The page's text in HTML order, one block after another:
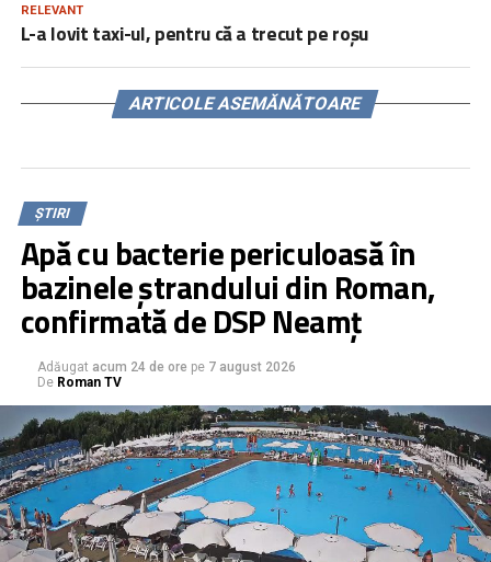
RELEVANT
L-a lovit taxi-ul, pentru că a trecut pe roșu
ARTICOLE ASEMĂNĂTOARE
ȘTIRI
Apă cu bacterie periculoasă în
bazinele ștrandului din Roman,
confirmată de DSP Neamț
Adăugat acum 24 de ore pe 7 august 2026
De Roman TV